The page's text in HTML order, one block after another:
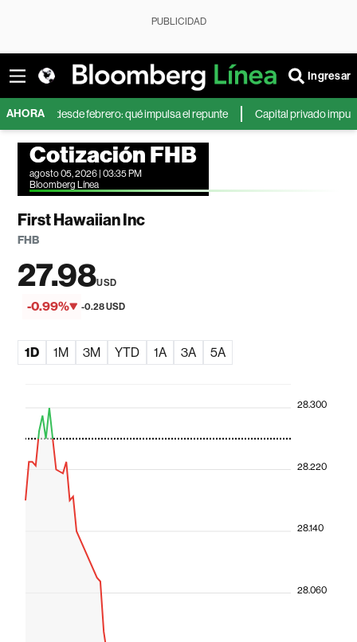
PUBLICIDAD
Ingresar
AHORA
desde febrero: qué impulsa el repunte Capital privado impulsa
Cotización FHB
agosto 05, 2026 | 03:35 PM
Bloomberg Línea
First Hawaiian Inc
FHB
27.98USD
-0.99% -0.28 USD
1D 1M 3M YTD 1A 3A 5A
28.060
28.140
28.220
28.300